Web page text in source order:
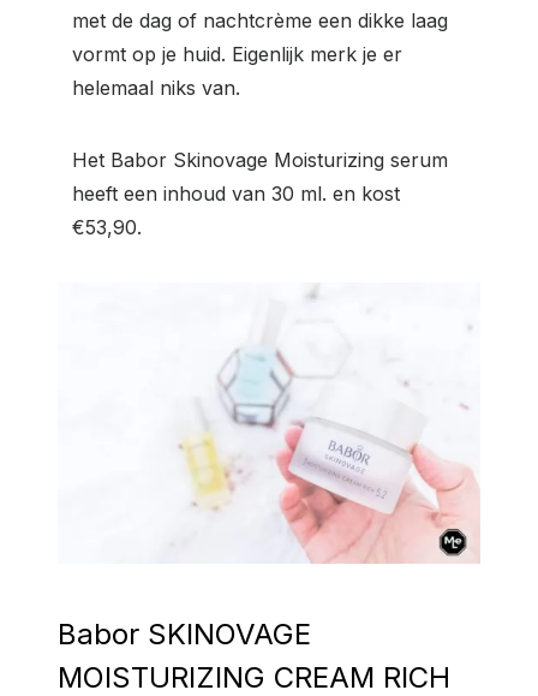
met de dag of nachtcrème een dikke laag
vormt op je huid. Eigenlijk merk je er
helemaal niks van.
Het Babor Skinovage Moisturizing serum
heeft een inhoud van 30 ml. en kost
€53,90.
Babor SKINOVAGE
MOISTURIZING CREAM RICH